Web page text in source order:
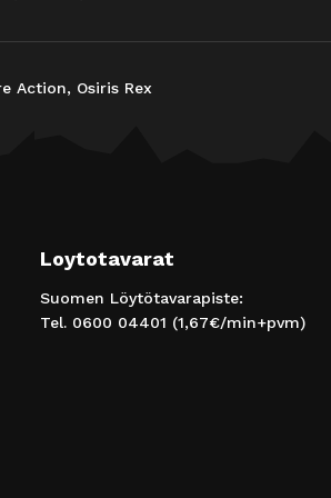
Action, Osiris Rex
Loytotavarat
Suomen Löytötavarapiste:
Tel. 0600 04401 (1,67€/min+pvm)